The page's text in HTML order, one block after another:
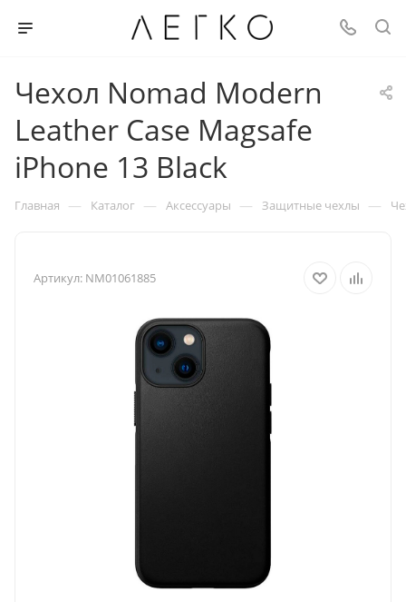
Чехол Nomad Modern
Leather Case Magsafe
iPhone 13 Black
Главная — Каталог — Аксессуары — Защитные чехлы —
Артикул: NM01061885